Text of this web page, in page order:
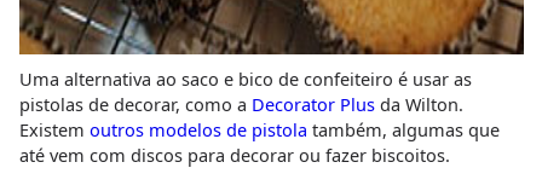
Uma alternativa ao saco e bico de confeiteiro é usar as
pistolas de decorar, como a Decorator Plusda Wilton.
Existem outros modelos de pistola também, algumas que
até vem com discos para decorar ou fazer biscoitos.